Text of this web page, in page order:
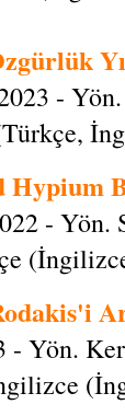
-
Hypium
- Yön.
- Yön.